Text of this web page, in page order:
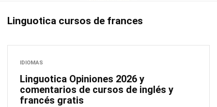
Linguotica cursos de frances
IDIOMAS
Linguotica Opiniones 2026 y
comentarios de cursos de inglés y
francés gratis